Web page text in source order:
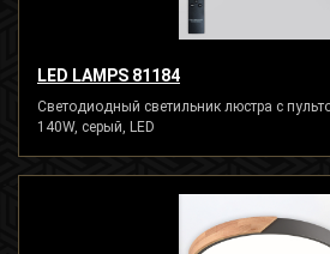
LED LAMPS 81184
Светодиодный светильник люстра с
140W, серый, LED